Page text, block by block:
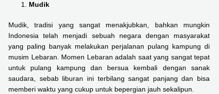
Mudik
Mudik, tradisi yang sangat menakjubkan, bahkan mungkin
Indonesia telah menjadi sebuah negara dengan masyarakat
yang paling banyak melakukan perjalanan pulang kampung di
musim Lebaran. Momen Lebaran adalah saat yang sangat tepat
untuk pulang kampung dan bersua kembali dengan sanak
saudara, sebab liburan ini terbilang sangat panjang dan bisa
memberi waktu yang cukup untuk bepergian jauh sekalipun.